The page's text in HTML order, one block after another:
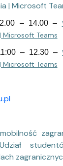
| Microsoft
– 14.00 –
Microsoft Teams
– 12.30 –
Microsoft Teams